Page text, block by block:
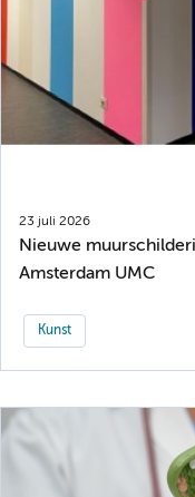
23 juli 2026
Nieuwe
Amsterdam UMC
Kunst